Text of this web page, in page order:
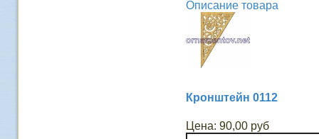
Описание товара
Кронштейн 0112
Цена: 90,00 руб